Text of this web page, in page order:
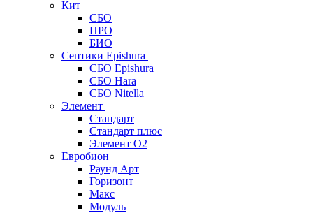
Кит
СБО
ПРО
БИО
Септики Epishura
СБО Epishura
СБО Hara
СБО Nitella
Элемент
Стандарт
Стандарт плюс
Элемент О2
Евробион
Раунд Арт
Горизонт
Макс
Модуль